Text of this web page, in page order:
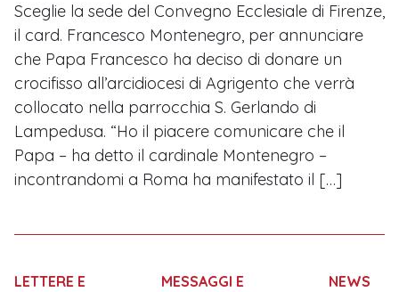
Sceglie la sede del Convegno Ecclesiale di Firenze,
il card. Francesco Montenegro, per annunciare
che Papa Francesco ha deciso di donare un
crocifisso all’arcidiocesi di Agrigento che verrà
collocato nella parrocchia S. Gerlando di
Lampedusa. “Ho il piacere comunicare che il
Papa – ha detto il cardinale Montenegro –
incontrandomi a Roma ha manifestato il […]
LETTERE E
MESSAGGI E
NEWS